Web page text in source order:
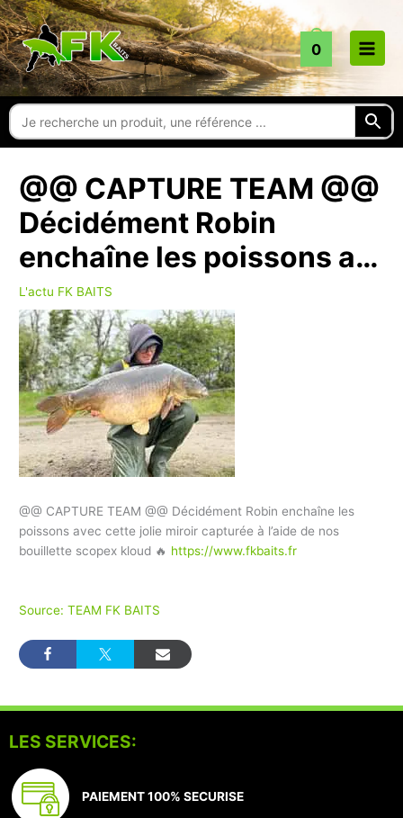
Aller
au
contenu
0
@@ CAPTURE TEAM @@
Décidément Robin
enchaîne les poissons a…
L'actu FK BAITS
@@ CAPTURE TEAM @@ Décidément Robin enchaîne les
poissons avec cette jolie miroir capturée à l’aide de nos
bouillette scopex kloud 🔥 https://www.fkbaits.fr
Source: TEAM FK BAITS
LES SERVICES:
PAIEMENT 100% SECURISE